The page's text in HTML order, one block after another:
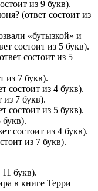
из 9 букв).
(ответ состоит из
«бутызкой» и
состоит из 5 букв).
состоит из 5
из 7 букв).
состоит из 4 букв).
из 7 букв).
состоит из 5 букв).
состоит из 4 букв).
из 7 букв).
букв).
в книге Терри